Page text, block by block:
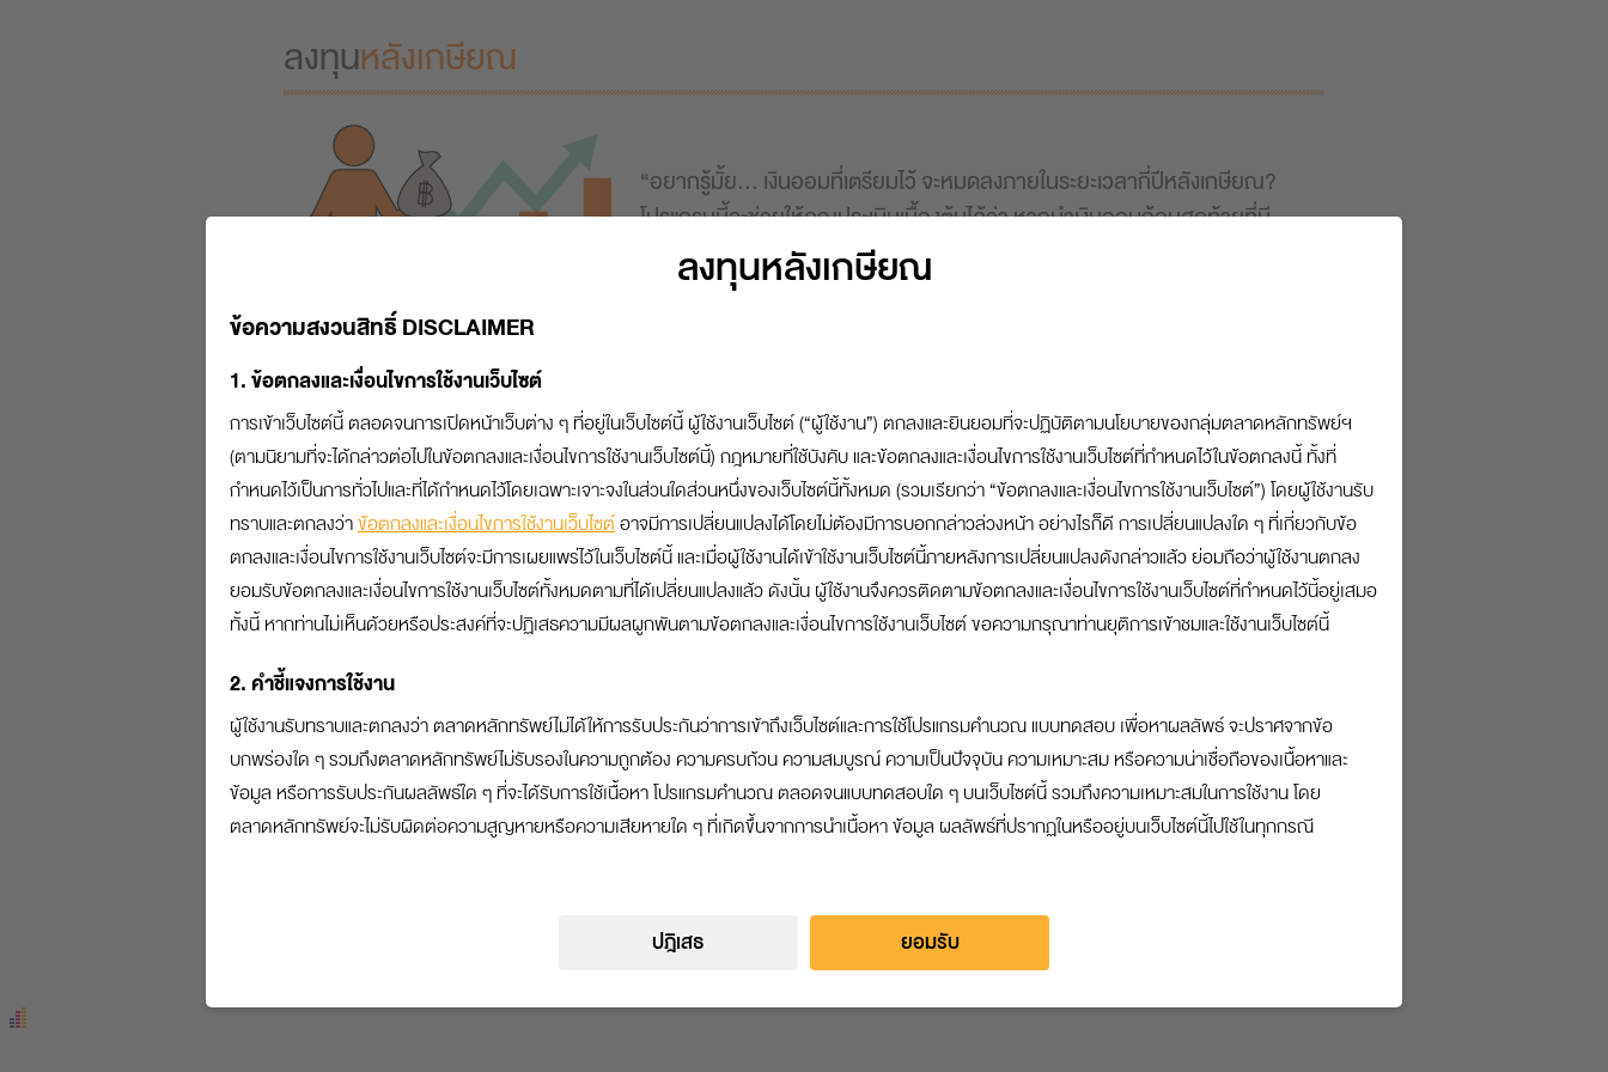
ลงทุนหลังเกษียณ
“อยากรู้มั้ย... เงินออมที่เตรียมไว้ จะหมดลงภายในระยะเวลากี่ปีหลังเกษียณ?
โปรแกรมนี้จะช่วยให้คุณประเมินเบื้องต้นได้ว่า หากนำเงินออมก้อนสุดท้ายที่มี
ไปวางแผนลงทุนหลังเกษียณ จะช่วยยืดระยะเวลาในการใช้เงินออกไปได้นานกี่ปี
พร้อมทั้งแนะนำพอร์ตลงทุนหลังเกษียณที่เหมาะสมกับตัวคุณ”
ข้อมูลเงินออม
เงินก้อนที่มี บาท
เงินที่ต้องการถอนออกมาใช้ % ฿ % ต่อปี
หรือคิดเป็นจำนวนเงิน บาทต่อเดือน
อัตราเงินเฟ้อ
อัตราผลตอบแทนหลังเกษียณ % ต่อปี
ลงทุนหลังเกษียณ
ข้อความสงวนสิทธิ์ DISCLAIMER
1. ข้อตกลงและเงื่อนไขการใช้งานเว็บไซต์
การเข้าเว็บไซต์นี้ ตลอดจนการเปิดหน้าเว็บต่าง ๆ ที่อยู่ในเว็บไซต์นี้ ผู้ใช้งานเว็บไซต์ (“ผู้ใช้งาน”) ตกลงและยินยอมที่จะปฏิบัติตามนโยบายของกลุ่มตลาดหลักทรัพย์ฯ
(ตามนิยามที่จะได้กล่าวต่อไปในข้อตกลงและเงื่อนไขการใช้งานเว็บไซต์นี้) กฎหมายที่ใช้บังคับ และข้อตกลงและเงื่อนไขการใช้งานเว็บไซต์ที่กำหนดไว้ในข้อตกลงนี้ ทั้งที่
กำหนดไว้เป็นการทั่วไปและที่ได้กำหนดไว้โดยเฉพาะเจาะจงในส่วนใดส่วนหนึ่งของเว็บไซต์นี้ทั้งหมด (รวมเรียกว่า “ข้อตกลงและเงื่อนไขการใช้งานเว็บไซต์”) โดยผู้ใช้งานรับ
ทราบและตกลงว่าข้อตกลงและเงื่อนไขการใช้งานเว็บไซต์อาจมีการเปลี่ยนแปลงได้โดยไม่ต้องมีการบอกกล่าวล่วงหน้า อย่างไรก็ดี การเปลี่ยนแปลงใด ๆ ที่เกี่ยวกับข้อ
ตกลงและเงื่อนไขการใช้งานเว็บไซต์จะมีการเผยแพร่ไว้ในเว็บไซต์นี้ และเมื่อผู้ใช้งานได้เข้าใช้งานเว็บไซต์นี้ภายหลังการเปลี่ยนแปลงดังกล่าวแล้ว ย่อมถือว่าผู้ใช้งานตกลง
ยอมรับข้อตกลงและเงื่อนไขการใช้งานเว็บไซต์ทั้งหมดตามที่ได้เปลี่ยนแปลงแล้ว ดังนั้น ผู้ใช้งานจึงควรติดตามข้อตกลงและเงื่อนไขการใช้งานเว็บไซต์ที่กำหนดไว้นี้อยู่เสมอ
ทั้งนี้ หากท่านไม่เห็นด้วยหรือประสงค์ที่จะปฏิเสธความมีผลผูกพันตามข้อตกลงและเงื่อนไขการใช้งานเว็บไซต์ ขอความกรุณาท่านยุติการเข้าชมและใช้งานเว็บไซต์นี้
2. คำชี้แจงการใช้งาน
ผู้ใช้งานรับทราบและตกลงว่า ตลาดหลักทรัพย์ไม่ได้ให้การรับประกันว่าการเข้าถึงเว็บไซต์และการใช้โปรแกรมคำนวณ แบบทดสอบ เพื่อหาผลลัพธ์ จะปราศจากข้อ
บกพร่องใด ๆ รวมถึงตลาดหลักทรัพย์ไม่รับรองในความถูกต้อง ความครบถ้วน ความสมบูรณ์ ความเป็นปัจจุบัน ความเหมาะสม หรือความน่าเชื่อถือของเนื้อหาและ
ข้อมูล หรือการรับประกันผลลัพธ์ใด ๆ ที่จะได้รับการใช้เนื้อหา โปรแกรมคำนวณ ตลอดจนแบบทดสอบใด ๆ บนเว็บไซต์นี้ รวมถึงความเหมาะสมในการใช้งาน โดย
ตลาดหลักทรัพย์จะไม่รับผิดต่อความสูญหายหรือความเสียหายใด ๆ ที่เกิดขึ้นจากการนำเนื้อหา ข้อมูล ผลลัพธ์ที่ปรากฏในหรืออยู่บนเว็บไซต์นี้ไปใช้ในทุกกรณี
ปฎิเสธ ยอมรับ